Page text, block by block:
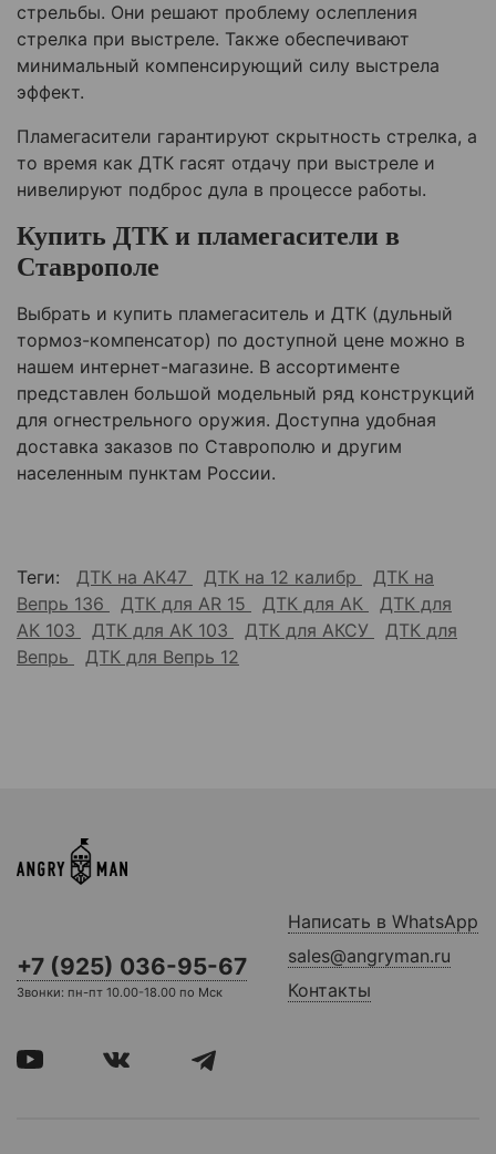
стрельбы. Они решают проблему ослепления
стрелка при выстреле. Также обеспечивают
минимальный компенсирующий силу выстрела
эффект.
Пламегасители гарантируют скрытность стрелка, а
то время как ДТК гасят отдачу при выстреле и
нивелируют подброс дула в процессе работы.
Купить ДТК и пламегасители в
Ставрополе
Выбрать и купить пламегаситель и ДТК (дульный
тормоз-компенсатор) по доступной цене можно в
нашем интернет-магазине. В ассортименте
представлен большой модельный ряд конструкций
для огнестрельного оружия. Доступна удобная
доставка заказов по Ставрополю и другим
населенным пунктам России.
Теги: ДТК на АК47 ДТК на 12 калибр
ДТК на
Вепрь 136
ДТК для AR 15 ДТК для АК
ДТК для
АК 103
ДТК для АК 103 ДТК для АКСУ
ДТК для
Вепрь
ДТК для Вепрь 12
+7 (925) 036-95-67
Звонки: пн-пт 10.00-18.00 по Мск
Написать в WhatsApp
sales@angryman.ru
Контакты